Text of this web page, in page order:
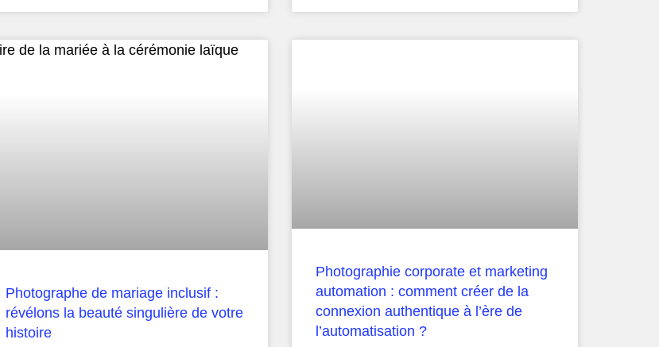
Photographe de mariage inclusif :
révélons la beauté singulière de votre
histoire
Photographie corporate et marketing
automation : comment créer de la
connexion authentique à l’ère de
l’automatisation ?